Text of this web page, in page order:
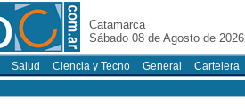
Catamarca
Sábado 08 de Agosto de 2026
Salud Ciencia y Tecno General Cartelera